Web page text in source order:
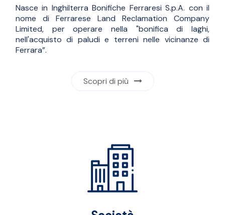
Nasce in Inghilterra Bonifiche Ferraresi S.p.A. con il
nome di Ferrarese Land Reclamation Company
Limited, per operare nella "bonifica di laghi,
nell'acquisto di paludi e terreni nelle vicinanze di
Ferrara”.
Scopri di più